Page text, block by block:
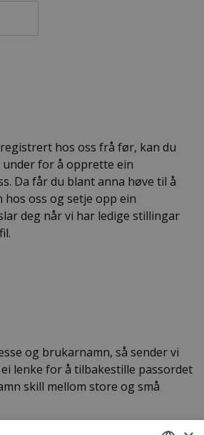
hos oss frå før, kan du
for å opprette ein
Da får du blant anna høve til å
hos oss og setje opp ein
deg når vi har ledige stillingar
og brukarnamn, så sender vi
lenke for å tilbakestille passordet
skill mellom store og små